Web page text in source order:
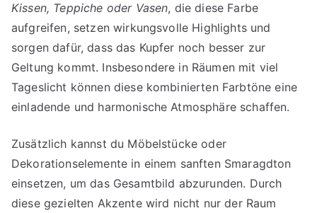
Kissen, Teppiche oder Vasen, die diese Farbe
aufgreifen, setzen wirkungsvolle Highlights und
sorgen dafür, dass das Kupfer noch besser zur
Geltung kommt. Insbesondere in Räumen mit viel
Tageslicht können diese kombinierten Farbtöne eine
einladende und harmonische Atmosphäre schaffen.
Zusätzlich kannst du Möbelstücke oder
Dekorationselemente in einem sanften Smaragdton
einsetzen, um das Gesamtbild abzurunden. Durch
diese gezielten Akzente wird nicht nur der Raum